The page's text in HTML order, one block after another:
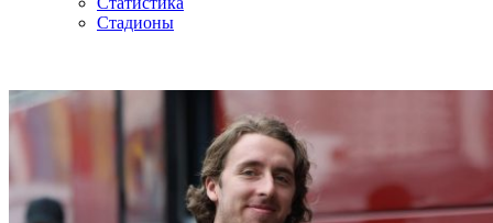
Стадионы